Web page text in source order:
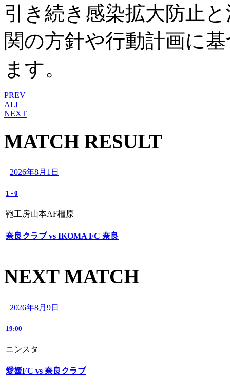
引き続き感染拡大防止
関の方針や行動計画に
ます。
PREV
ALL
NEXT
MATCH RESULT
2026年8月1日
1 - 0
鞄工房山本AF橿原
奈良クラブ vs IKOMA FC 奈良
NEXT MATCH
2026年8月9日
19:00
ニンスタ
愛媛FC vs 奈良クラブ